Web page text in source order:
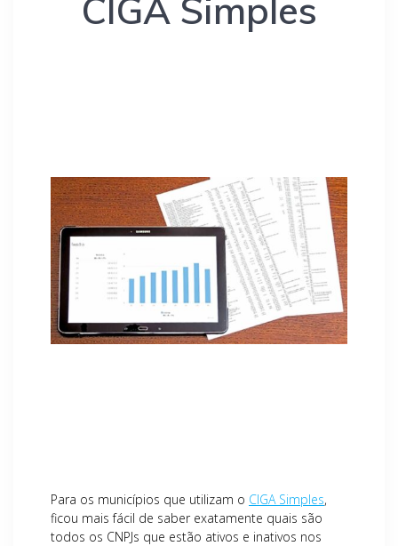
CIGA Simples
Para os municípios que utilizam o CIGA Simples,
ficou mais fácil de saber exatamente quais são
todos os CNPJs que estão ativos e inativos nos